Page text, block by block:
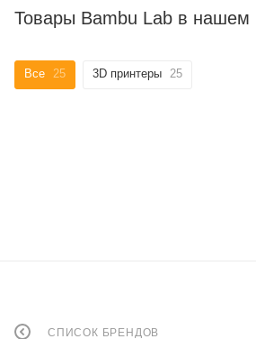
Товары Bambu Lab в нашем
Все 25 3D принтеры 25
СПИСОК БРЕНДОВ